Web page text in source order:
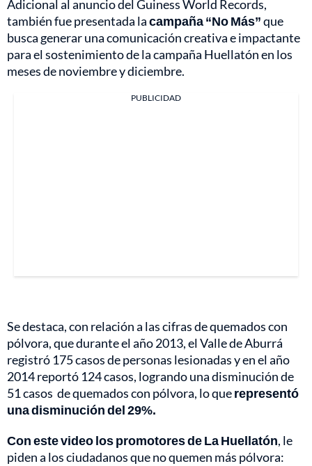
Adicional al anuncio del Guiness World Records,
también fue presentada lacampaña “No Más”que
busca generar una comunicación creativa e impactante
para el sostenimiento de la campaña Huellatón en los
meses de noviembre y diciembre.
PUBLICIDAD
Se destaca, con relación a las cifras de quemados con
pólvora, que durante el año 2013, el Valle de Aburrá
registró 175 casos de personas lesionadas y en el año
2014 reportó 124 casos, logrando una disminución de
51 casos de quemados con pólvora, lo querepresentó
una disminución del 29%.
Con este video los promotores de La Huellatón, le
piden a los ciudadanos que no quemen más pólvora: